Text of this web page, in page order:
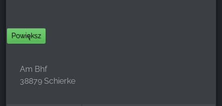
Powiększ
Am Bhf
38879 Schierke